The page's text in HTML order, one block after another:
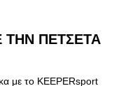
ΠΕΤΣΈΤΑ
με το KEEPERsport